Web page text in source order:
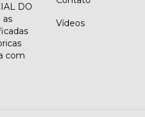
DO
as
com
Vídeos